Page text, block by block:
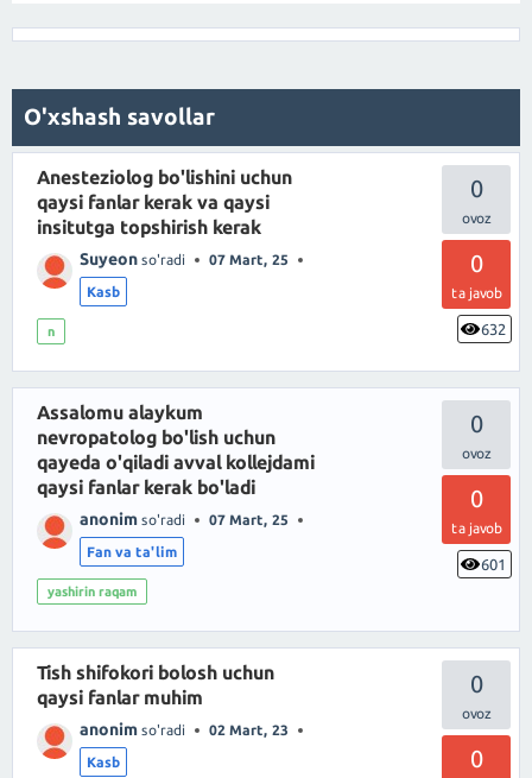
O'xshash savollar
0
0
ta javob
632
Anesteziolog bo'lishini uchun
qaysi fanlar kerak va qaysi
insitutga topshirish kerak
Suyeon so'radi 07 Mart, 25
Kasb
n
0
0
ta javob
601
Assalomu alaykum
nevropatolog bo'lish uchun
qayeda o'qiladi avval kollejdami
qaysi fanlar kerak bo'ladi
anonim so'radi 07 Mart, 25
Fan va ta'lim
yashirin raqam
0
0
Tish shifokori bolosh uchun
qaysi fanlar muhim
anonim so'radi 02 Mart, 23
Kasb